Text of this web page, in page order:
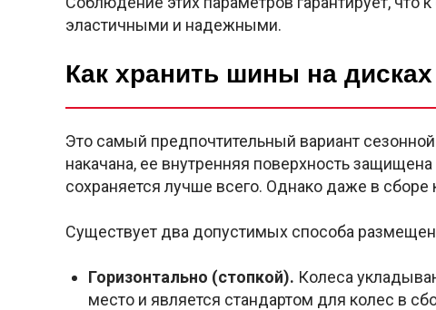
эластичными и надежными.
Как хранить шины на дисках
Это самый предпочтительный вариант
накачана, ее внутренняя поверхность
сохраняется лучше всего. Однако даже в сборе
Существует два допустимых способа
Горизонтально (стопкой). Колеса
место и является стандартом для колес в